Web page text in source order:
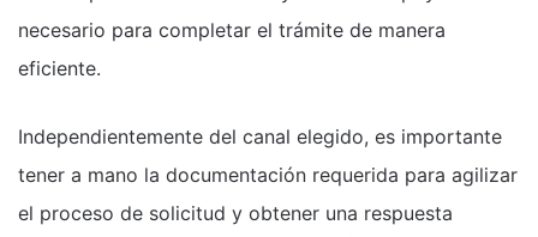
necesario para completar el trámite de manera
eficiente.
Independientemente del canal elegido, es importante
tener a mano la documentación requerida para agilizar
el proceso de solicitud y obtener una respuesta